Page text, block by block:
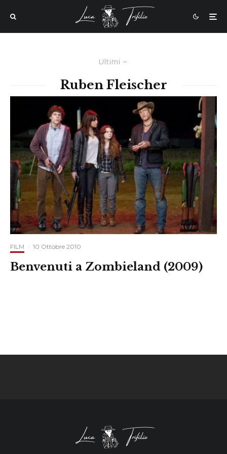
Ultimi
Ruben Fleischer
FILM · 10 Ottobre 2010
Benvenuti a Zombieland (2009)